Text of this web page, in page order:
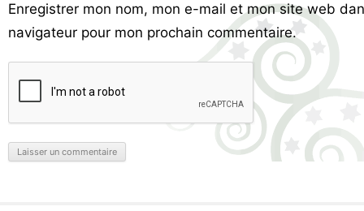
Enregistrer mon nom, mon e-mail et mon site web
navigateur pour mon prochain commentaire.